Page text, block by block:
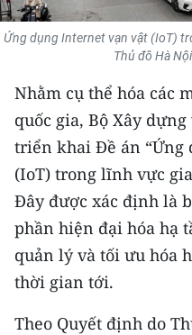
KIỂM CHỨNG THÔNG
54 DÂN TỘC VIỆT NAM
CHƯƠNG TRÌNH OCOP -
MỘT SẢN PHẨM
RADIO
MEDIA CENTER
E-Magazine
Ứng dụng Internet vạn vật (IoT)
Thủ đô Hà
Nhằm cụ thể hóa các
quốc gia, Bộ Xây
triển khai Đề án
(IoT) trong lĩnh vực
Đây được xác định là
phần hiện đại hóa hạ
quản lý và tối ưu hóa
thời gian tới.
Theo Quyết định do